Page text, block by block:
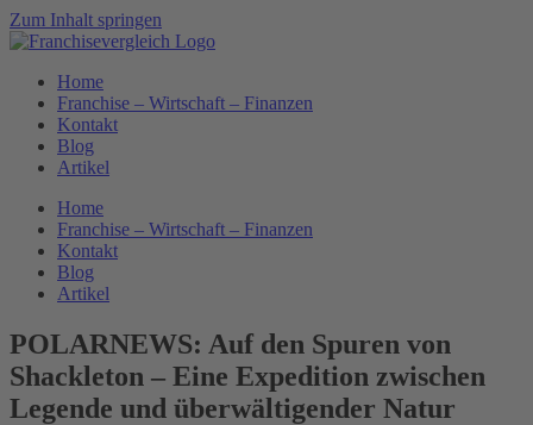
Zum Inhalt springen
Home
Franchise – Wirtschaft – Finanzen
Kontakt
Blog
Artikel
Home
Franchise – Wirtschaft – Finanzen
Kontakt
Blog
Artikel
POLARNEWS: Auf den Spuren von
Shackleton – Eine Expedition zwischen
Legende und überwältigender Natur